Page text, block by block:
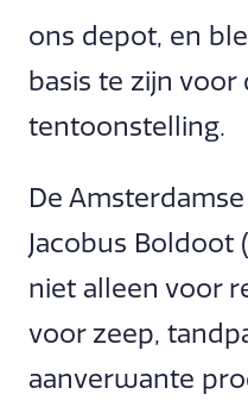
ons depot, en
basis te zijn voor
tentoonstelling.
De
Jacobus Boldoot
niet alleen voor
voor zeep,
aanverwante